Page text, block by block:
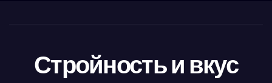
Стройность и вкус